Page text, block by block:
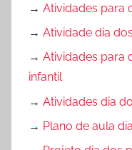
→ Atividades para
→ Atividade dia
→ Atividades para
infantil
→ Atividades dia
→ Plano de aula